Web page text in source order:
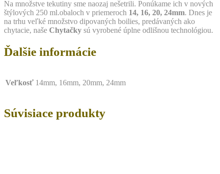
Na množstve tekutiny sme naozaj nešetrili. Ponúkame ich v nových
štýlových 250 ml.obaloch v priemeroch 14, 16, 20, 24mm. Dnes je
na trhu veľké množstvo dipovaných boilies, predávaných ako
chytacie, naše Chytačky sú vyrobené úplne odlišnou technológiou.
Ďalšie informácie
Veľkosť 14mm, 16mm, 20mm, 24mm
Súvisiace produkty